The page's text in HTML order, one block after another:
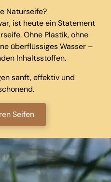
Naturseife?
ist heute ein Statement
Ohne Plastik, ohne
überflüssiges Wasser –
Inhaltsstoffen.
sanft, effektiv und
Seifen